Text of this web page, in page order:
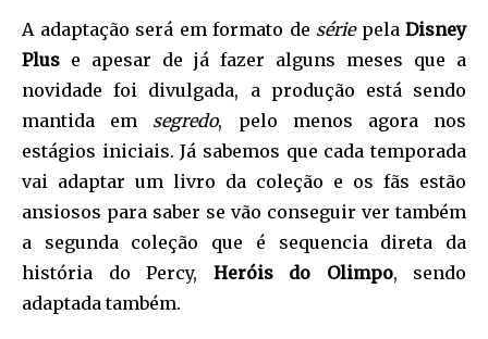
A adaptação será em formato de sériepela Disney
Plus e apesar de já fazer alguns meses que a
novidade foi divulgada, a produção está sendo
mantida em segredo, pelo menos agora nos
estágios iniciais. Já sabemos que cada temporada
vai adaptar um livro da coleção e os fãs estão
ansiosos para saber se vão conseguir ver também
a segunda coleção que é sequencia direta da
história do Percy, Heróis do Olimpo, sendo
adaptada também.